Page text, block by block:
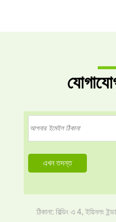
ঠিকানা: বিল্ডিং এ 4, ইয়িনলং